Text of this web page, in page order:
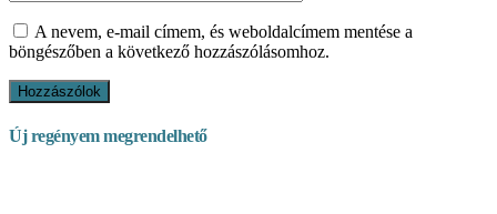
A nevem, e-mail címem, és weboldalcímem mentése a
böngészőben a következő hozzászólásomhoz.
Új regényem megrendelhető